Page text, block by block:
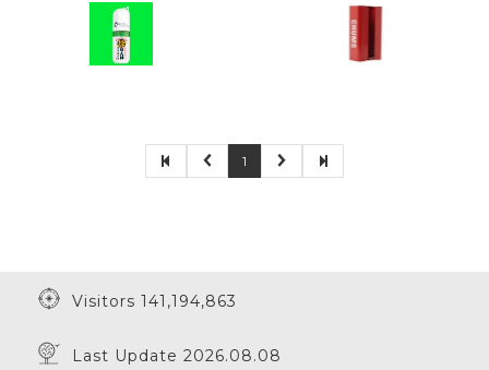
1
Visitors 141,194,863
Last Update 2026.08.08